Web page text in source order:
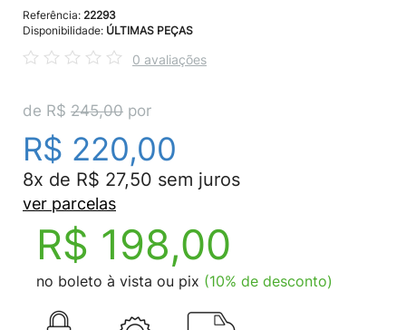
Referência: 22293
Disponibilidade: ÚLTIMAS PEÇAS
0 avaliações
de R$ 245,00 por
R$ 220,00
8x de R$ 27,50 sem juros
ver parcelas
R$ 198,00
no boleto à vista ou pix (10% de desconto)